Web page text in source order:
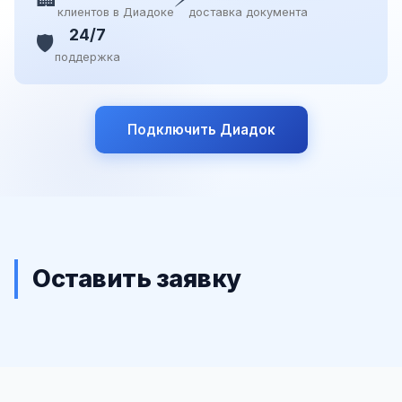
клиентов в Диадоке доставка документа
🛡️ 24/7
поддержка
Подключить Диадок
Оставить заявку